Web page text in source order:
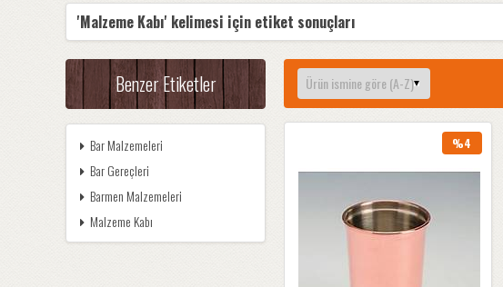
'Malzeme Kabı' kelimesi için etiket sonuçları
Benzer Etiketler
Bar Malzemeleri
Bar Gereçleri
Barmen Malzemeleri
Malzeme Kabı
%4